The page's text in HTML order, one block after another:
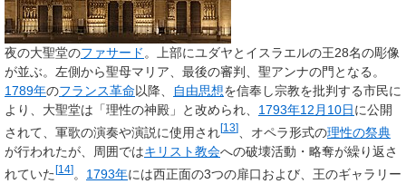
夜の大聖堂のファサード。上部にユダヤとイスラエルの王28名の彫像
が並ぶ。左側から聖母マリア、最後の審判、聖アンナの門となる。
1789年のフランス革命以降、 自由思想を信奉し宗教を批判する市民に
より、大聖堂は「理性の神殿」と改められ、 1793年12月10日に公開
されて、軍歌の演奏や演説に使用され[13] 、オペラ形式の理性の祭典
が行われたが、周囲ではキリスト教会への破壊活動・略奪が繰り返さ
れていた[14]。 1793年には西正面の3つの扉口および、王のギャラリー